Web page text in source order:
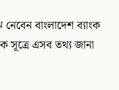
বাংলাদেশ ব্যাংক
সূত্রে এসব তথ্য জানা